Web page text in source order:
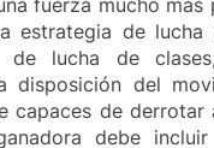
estrategia de lucha
de lucha de
disposición del
capaces de derrotar
debe